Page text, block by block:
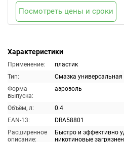
Характеристики
Применение:
пластик
Тип:
Смазка универсальная
Форма
выпуска:
аэрозоль
Объём, л:
0.4
EAN-13:
DRA58801
Расширенное
описание:
Быстро и эффективно
никотиновые
Посмотреть цены и сроки